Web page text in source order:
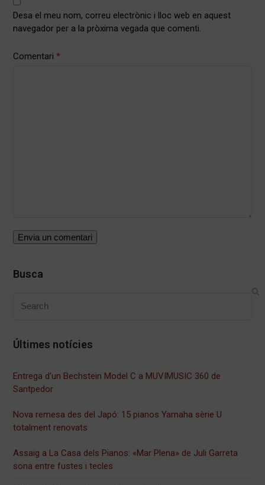
Desa el meu nom, correu electrònic i lloc web en aquest
navegador per a la pròxima vegada que comenti.
Comentari*
Busca
Últimes notícies
Entrega d’un Bechstein Model C a MUVIMUSIC 360 de
Santpedor
Nova remesa des del Japó: 15 pianos Yamaha sèrie U
totalment renovats
Assaig a La Casa dels Pianos: «Mar Plena» de Juli Garreta
sona entre fustes i tecles